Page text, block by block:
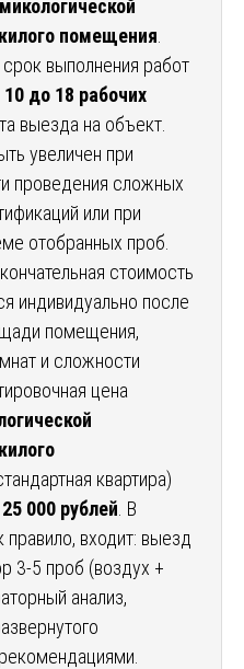
микологической
помещения
выполнения работ
10 до 18 рабочих
выезда на объект.
увеличен при
проведения сложных
или при
отобранных проб.
стоимость
индивидуально после
помещения,
и сложности
цена
квартира)
000 рублей . В
правило, входит: выезд
3-5 проб (воздух +
анализ,